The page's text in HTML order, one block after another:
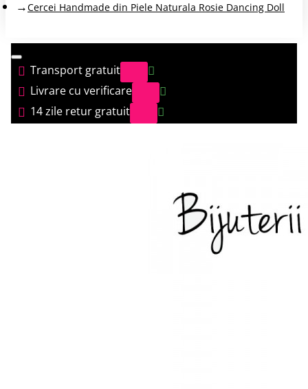
Cercei Handmade din Piele Naturala Rosie Dancing Doll
Transport gratuit
Livrare cu verificare
14 zile retur gratuit